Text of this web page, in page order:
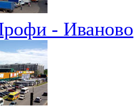
- Иваново